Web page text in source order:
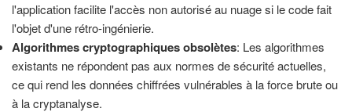
l'application facilite l'accès non autorisé au nuage si le code fait
l'objet d'une rétro-ingénierie.
Algorithmes cryptographiques obsolètes: Les algorithmes
existants ne répondent pas aux normes de sécurité actuelles,
ce qui rend les données chiffrées vulnérables à la force brute ou
à la cryptanalyse.